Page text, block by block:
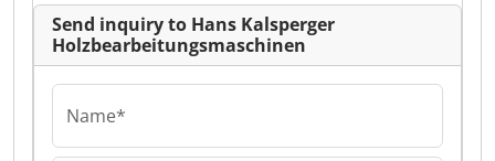
Send inquiry to Hans Kalsperger
Holzbearbeitungsmaschinen
Name*